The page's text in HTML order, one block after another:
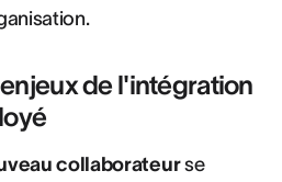
de l'intégration
collaborateurse